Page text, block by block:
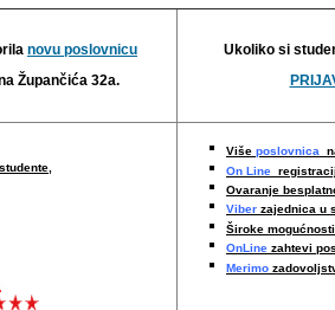
novu poslovnicu
Župančića 32a.
Ukoliko si
Više poslovnica
On Line
Ovaranje
Viber zajednica u
Široke
OnLine zahtevi
Merimo